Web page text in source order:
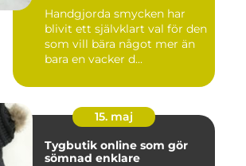
Handgjorda smycken har
blivit ett självklart val för den
som vill bära något mer än
bara en vacker d...
15. maj
Tygbutik online som gör
sömnad enklare